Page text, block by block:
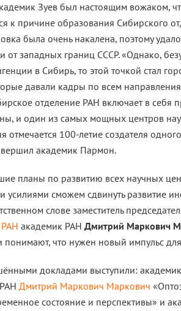
Зуев был настоящим вожаком,
к причине образования Сибирского
была очень накалена, поэтому
западных границ СССР. «Однако,
в Сибирь, то этой точкой стал
давали кадры по всем
отделение РАН включает в себя
и один из самых мощных центров
отмечается 100-летие создателя
академик Пармон.
планы по развитию всех научных
сможем сдвинуть развитие
слове заместитель
РАН академик РАНДмитрий Маркович
что нужен новый импульс
докладами выступили:
Дмитрий Маркович Маркович
состояние и перспективы» и